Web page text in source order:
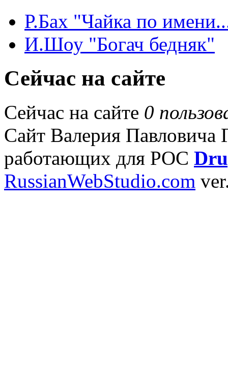
Р.Бах "Чайка по
И.Шоу "Богач бедняк"
Сейчас на сайте
Сейчас на сайте 0
Сайт Валерия Павловича
работающих для РОС
RussianWebStudio.com